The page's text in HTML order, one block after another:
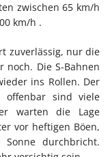
zwischen 65 km/h
km/h .
zuverlässig, nur die
noch. Die S-Bahnen
ins Rollen. Der
offenbar sind viele
warten die Lage
vor heftigen Böen,
durchbricht.